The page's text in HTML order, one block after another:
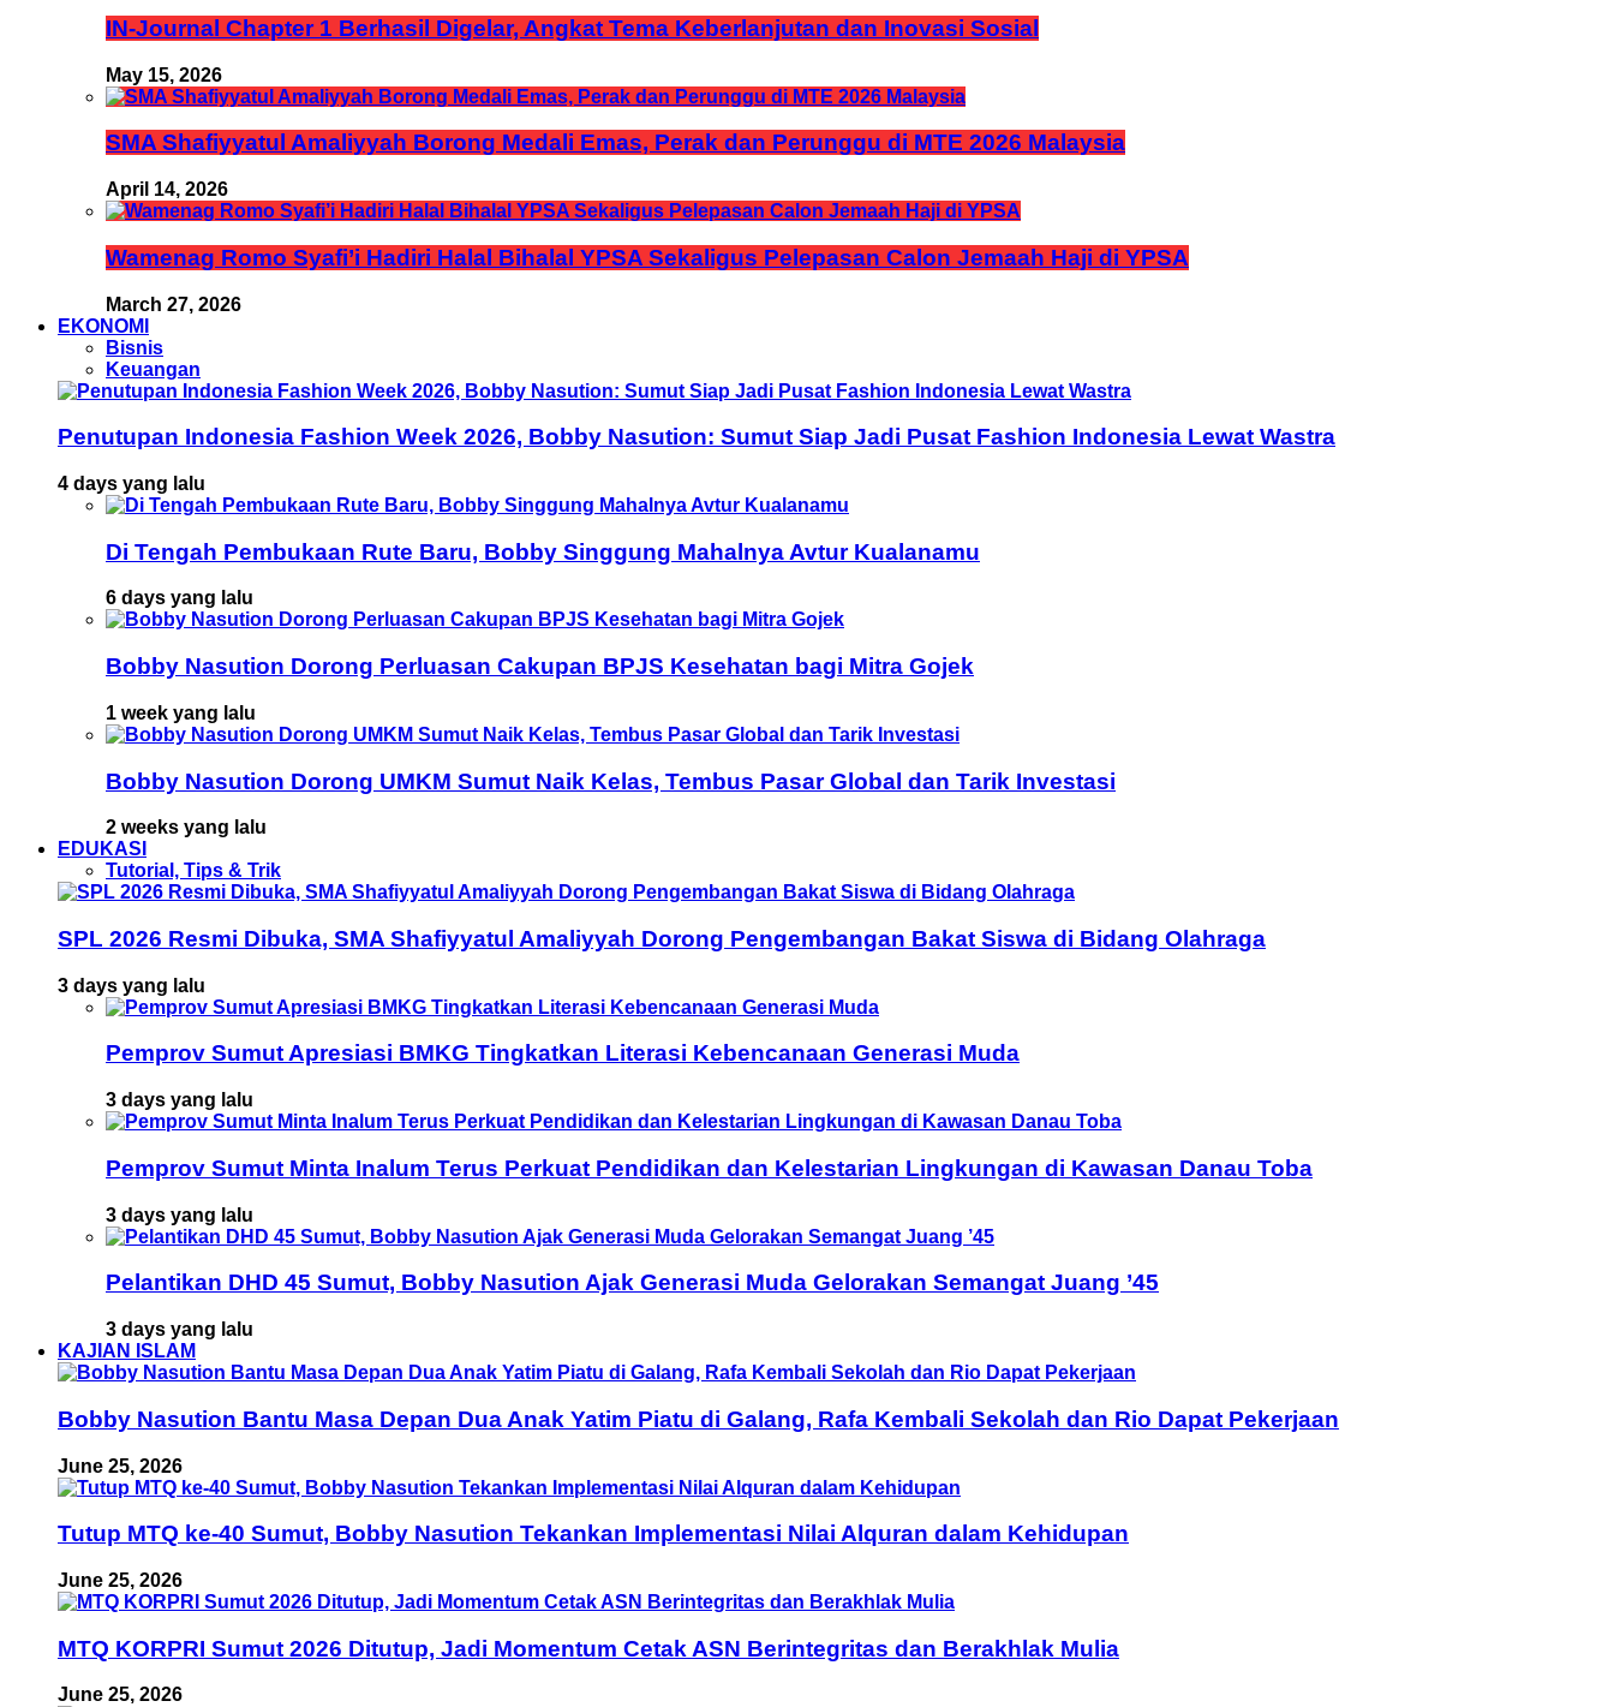
IN-Journal Chapter 1 Berhasil Digelar, Angkat Tema Keberlanjutan dan Inovasi Sosial
May 15, 2026
SMA Shafiyyatul Amaliyyah Borong Medali Emas, Perak dan Perunggu di MTE 2026 Malaysia
April 14, 2026
Wamenag Romo Syafi’i Hadiri Halal Bihalal YPSA Sekaligus Pelepasan Calon Jemaah Haji di YPSA
March 27, 2026
EKONOMI
Bisnis
Keuangan
Penutupan Indonesia Fashion Week 2026, Bobby Nasution: Sumut Siap Jadi Pusat Fashion Indonesia Lewat Wastra
4 days yang lalu
Di Tengah Pembukaan Rute Baru, Bobby Singgung Mahalnya Avtur Kualanamu
6 days yang lalu
Bobby Nasution Dorong Perluasan Cakupan BPJS Kesehatan bagi Mitra Gojek
1 week yang lalu
Bobby Nasution Dorong UMKM Sumut Naik Kelas, Tembus Pasar Global dan Tarik Investasi
2 weeks yang lalu
EDUKASI
Tutorial, Tips & Trik
SPL 2026 Resmi Dibuka, SMA Shafiyyatul Amaliyyah Dorong Pengembangan Bakat Siswa di Bidang Olahraga
3 days yang lalu
Pemprov Sumut Apresiasi BMKG Tingkatkan Literasi Kebencanaan Generasi Muda
3 days yang lalu
Pemprov Sumut Minta Inalum Terus Perkuat Pendidikan dan Kelestarian Lingkungan di Kawasan Danau Toba
3 days yang lalu
Pelantikan DHD 45 Sumut, Bobby Nasution Ajak Generasi Muda Gelorakan Semangat Juang ’45
3 days yang lalu
KAJIAN ISLAM
Bobby Nasution Bantu Masa Depan Dua Anak Yatim Piatu di Galang, Rafa Kembali Sekolah dan Rio Dapat Pekerjaan
June 25, 2026
Tutup MTQ ke-40 Sumut, Bobby Nasution Tekankan Implementasi Nilai Alquran dalam Kehidupan
June 25, 2026
MTQ KORPRI Sumut 2026 Ditutup, Jadi Momentum Cetak ASN Berintegritas dan Berakhlak Mulia
June 25, 2026